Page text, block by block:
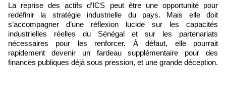
La reprise des actifs d’ICS peut être une opportunité pour
redéfinir la stratégie industrielle du pays. Mais elle doit
s’accompagner d’une réflexion lucide sur les capacités
industrielles réelles du Sénégal et sur les partenariats
nécessaires pour les renforcer. À défaut, elle pourrait
rapidement devenir un fardeau supplémentaire pour des
finances publiques déjà sous pression, et une grande déception.